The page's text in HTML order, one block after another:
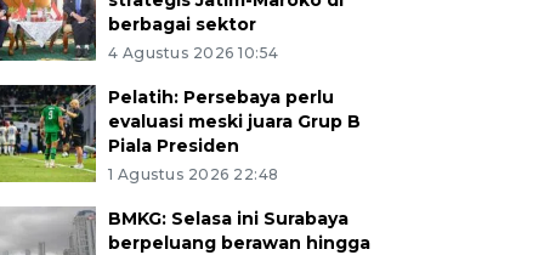
berbagai sektor
4 Agustus 2026 10:54
Pelatih: Persebaya perlu
evaluasi meski juara Grup B
Piala Presiden
1 Agustus 2026 22:48
BMKG: Selasa ini Surabaya
berpeluang berawan hingga